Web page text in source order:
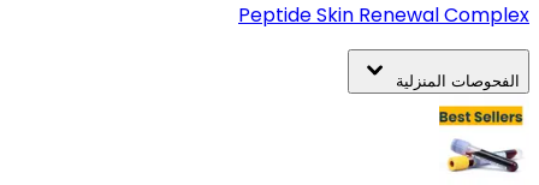
Peptide Skin Renewal Complex
الفحوصات المنزلية